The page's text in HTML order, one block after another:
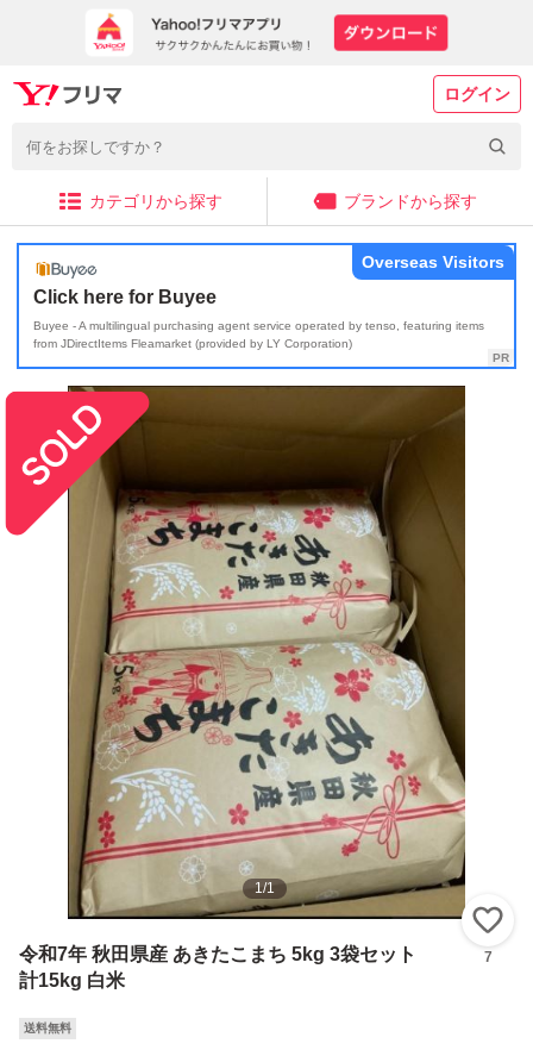
ログイン
カテゴリから探す ブランドから探す
Click here for Buyee
Buyee - A multilingual purchasing agent service operated by tenso, featuring items
from JDirectItems Fleamarket (provided by LY Corporation)
Overseas Visitors
1/1
令和7年 秋田県産 あきたこまち 5kg 3袋セット
計15kg 白米
7
送料無料